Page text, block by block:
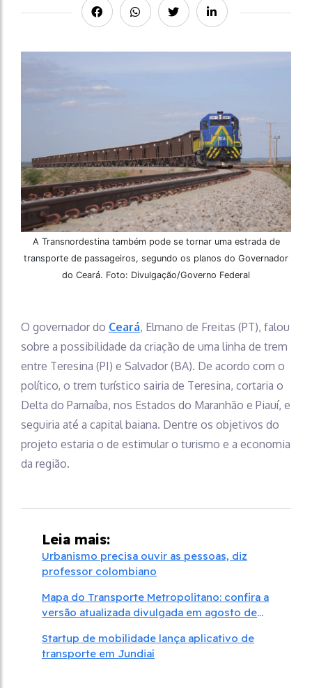
A Transnordestina também pode se tornar uma estrada de
transporte de passageiros, segundo os planos do Governador
do Ceará. Foto: Divulgação/Governo Federal
O governador do Ceará, Elmano de Freitas (PT), falou
sobre a possibilidade da criação de uma linha de trem
entre Teresina (PI) e Salvador (BA). De acordo com o
político, o trem turístico sairia de Teresina, cortaria o
Delta do Parnaíba, nos Estados do Maranhão e Piauí, e
seguiria até a capital baiana. Dentre os objetivos do
projeto estaria o de estimular o turismo e a economia
da região.
Leia mais:
Urbanismo precisa ouvir as pessoas, diz
professor colombiano
Mapa do Transporte Metropolitano: confira a
versão atualizada divulgada em agosto de
Startup de mobilidade lança aplicativo de
transporte em Jundiaí